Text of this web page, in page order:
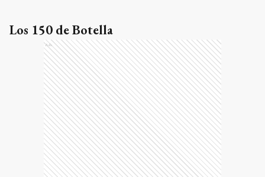
Los 150 de Botella
Ads